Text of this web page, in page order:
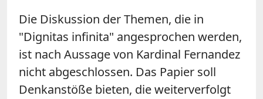
Die Diskussion der Themen, die in
"Dignitas infinita" angesprochen werden,
ist nach Aussage von Kardinal Fernandez
nicht abgeschlossen. Das Papier soll
Denkanstöße bieten, die weiterverfolgt